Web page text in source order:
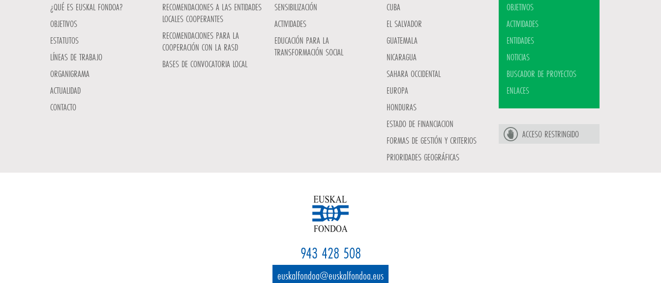
¿QUÉ ES EUSKAL FONDOA?
OBJETIVOS
ESTATUTOS
LÍNEAS DE TRABAJO
ORGANIGRAMA
ACTUALIDAD
CONTACTO
RECOMENDACIONES A LAS ENTIDADES
LOCALES COOPERANTES
RECOMENDACIONES PARA LA
COOPERACIÓN CON LA RASD
BASES DE CONVOCATORIA LOCAL
SENSIBILIZACIÓN
ACTIVIDADES
EDUCACIÓN PARA LA
TRANSFORMACIÓN SOCIAL
CUBA
EL SALVADOR
GUATEMALA
NICARAGUA
SAHARA OCCIDENTAL
EUROPA
HONDURAS
ESTADO DE FINANCIACION
FORMAS DE GESTIÓN Y CRITERIOS
PRIORIDADES GEOGRÁFICAS
OBJETIVOS
ACTIVIDADES
ENTIDADES
NOTICIAS
BUSCADOR DE PROYECTOS
ENLACES
ACCESO RESTRINGIDO
943 428 508
euskalfondoa@euskalfondoa.eus